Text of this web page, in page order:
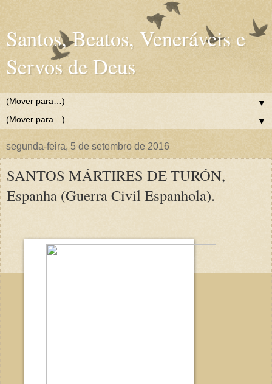
Santos, Beatos, Veneráveis e
Servos de Deus
▼
▼
segunda-feira, 5 de setembro de 2016
SANTOS MÁRTIRES DE TURÓN,
Espanha (Guerra Civil Espanhola).